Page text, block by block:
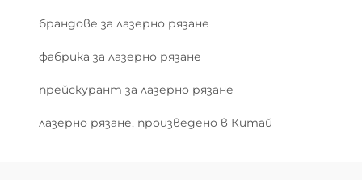
брандове за лазерно рязане
фабрика за лазерно рязане
прейскурант за лазерно рязане
лазерно рязане, произведено в Китай